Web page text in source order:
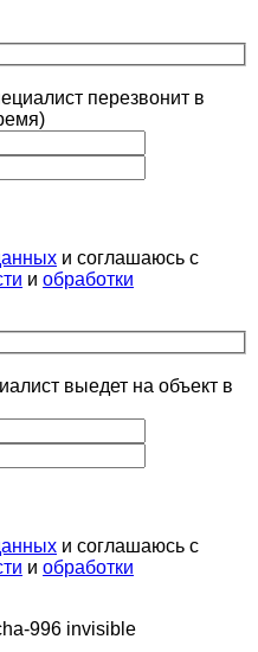
перезвонит в
и соглашаюсь с
и обработки
выедет на объект в
и соглашаюсь с
и обработки
996 invisible